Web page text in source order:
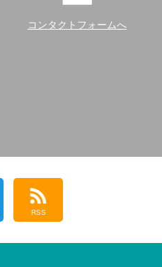
コンタクトフォームへ
RSS